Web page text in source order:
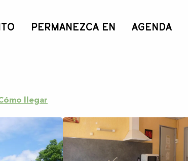
PERMANEZCA EN AGENDA
llegar